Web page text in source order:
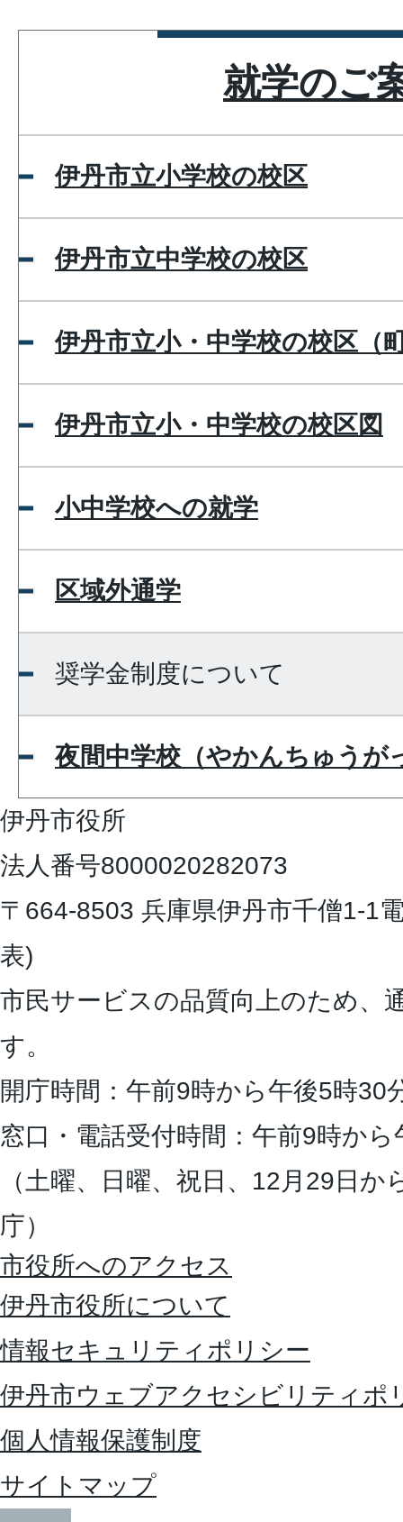
就学のご
伊丹市立小学校の校区
伊丹市立中学校の校区
伊丹市立小・中学校の校区（
伊丹市立小・中学校の校区図
小中学校への就学
区域外通学
奨学金制度について
夜間中学校（やかんちゅうが
伊丹市役所
法人番号8000020282073
〒664-8503 兵庫県伊丹市千僧1-1
表)
市民サービスの品質向上のため、
す。
開庁時間：午前9時から午後5時30
窓口・電話受付時間：午前9時か
（土曜、日曜、祝日、12月29日
庁）
市役所へのアクセス
伊丹市役所について
情報セキュリティポリシー
伊丹市ウェブアクセシビリティポ
個人情報保護制度
サイトマップ